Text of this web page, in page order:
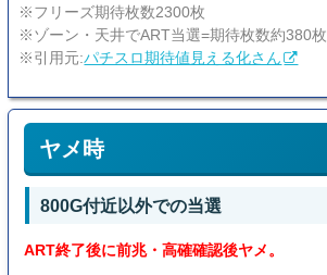
※フリーズ期待枚数2300枚
※ゾーン・天井でART当選=期待枚数約380枚
※引用元:パチスロ期待値見える化さん
ヤメ時
800G付近以外での当選
ART終了後に前兆・高確確認後ヤメ。